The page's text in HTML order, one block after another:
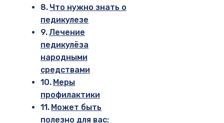
Что нужно знать о
педикулезе
Лечение
педикулёза
народными
средствами
Меры
профилактики
Может быть
полезно для вас: